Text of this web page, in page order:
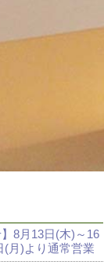
8月13日(木)～16
(月)より通常営業